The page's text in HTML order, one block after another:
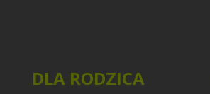
DLA RODZICA